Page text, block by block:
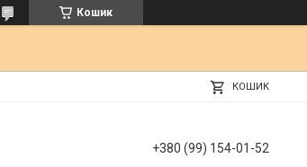
Кошик
КОШИК
+380 (99) 154-01-52